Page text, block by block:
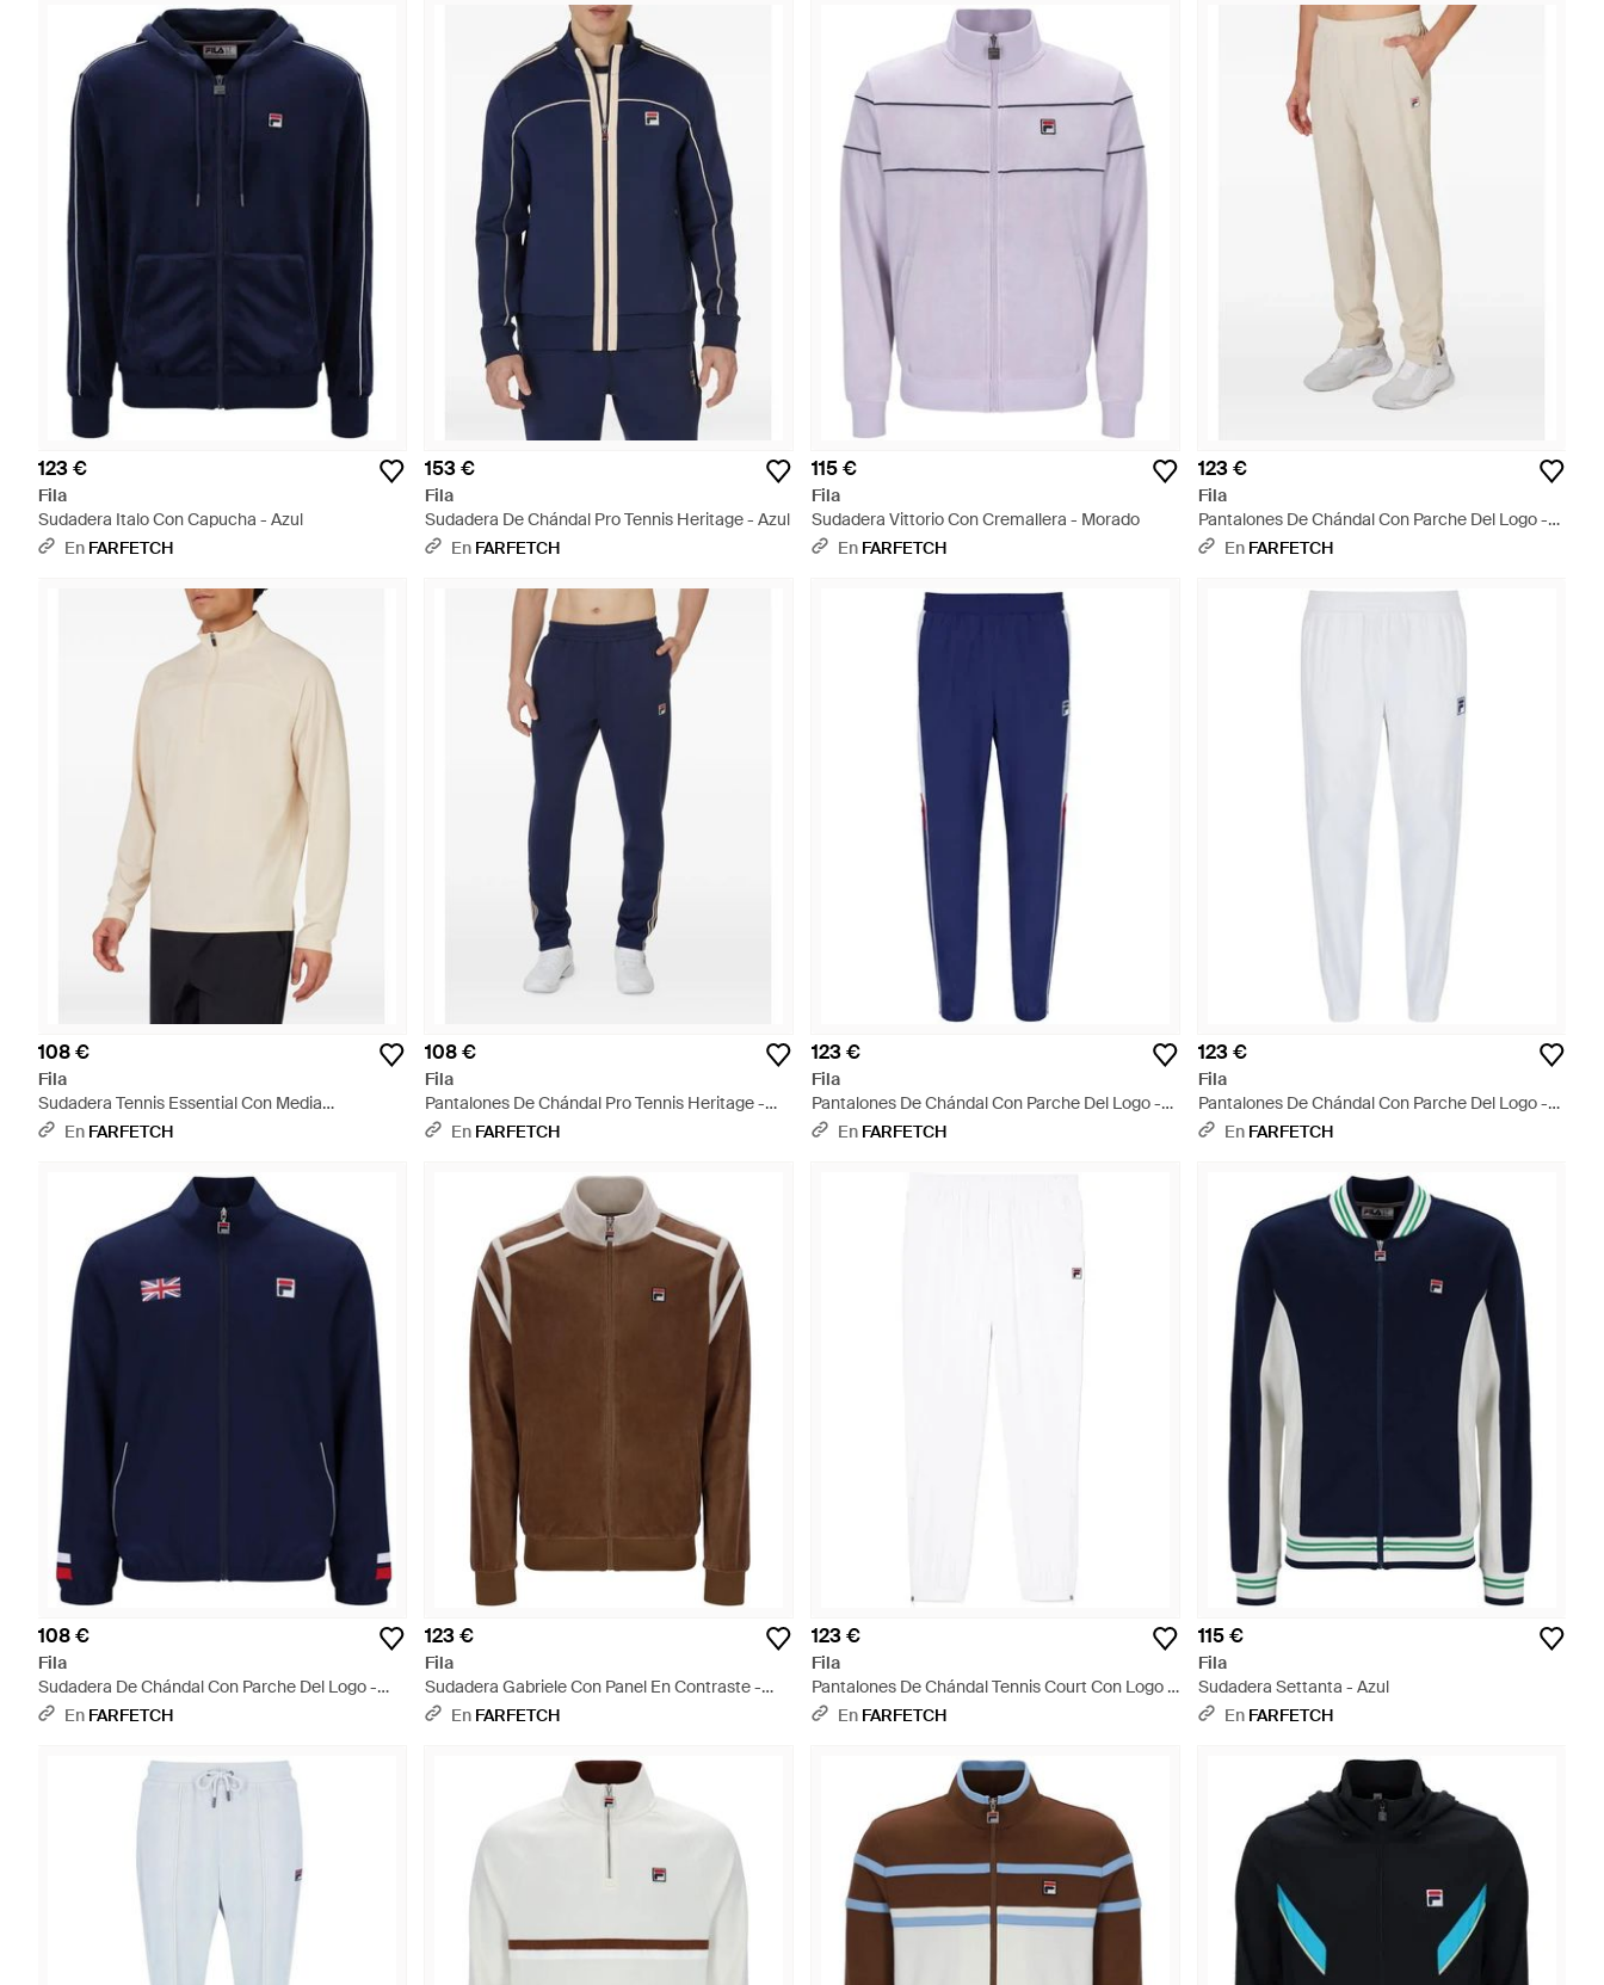
123 €
Fila
Sudadera Italo Con Capucha - Azul
En FARFETCH
153 €
Fila
Sudadera De Chándal Pro Tennis Heritage - Azul
En FARFETCH
115 €
Fila
Sudadera Vittorio Con Cremallera - Morado
En FARFETCH
123 €
Fila
Pantalones De Chándal Con Parche Del Logo -
Blanco
En FARFETCH
108 €
Fila
Sudadera Tennis Essential Con Media
Cremallera - Blanco
En FARFETCH
108 €
Fila
Pantalones De Chándal Pro Tennis Heritage -
AzulEn FARFETCH
123 €
Fila
Pantalones De Chándal Con Parche Del Logo -
AzulEn FARFETCH
123 €
Fila
Pantalones De Chándal Con Parche Del Logo -
Blanco
En FARFETCH
108 €
Fila
Sudadera De Chándal Con Parche Del Logo -
AzulEn FARFETCH
123 €
Fila
Sudadera Gabriele Con Panel En Contraste -
Marrón
En FARFETCH
123 €
Fila
Pantalones De Chándal Tennis Court Con Logo -
Blanco
En FARFETCH
115 €
Fila
Sudadera Settanta - Azul
En FARFETCH